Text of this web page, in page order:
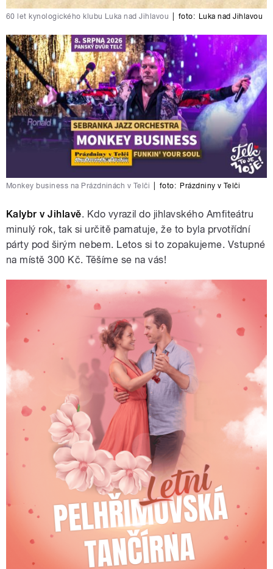
60 let kynologického klubu Luka nad Jihlavou foto: Luka nad Jihlavou
Monkey business na Prázdninách v Telči foto: Prázdniny v Telči
Kalybr v Jihlavě. Kdo vyrazil do jihlavského Amfiteátru
minulý rok, tak si určitě pamatuje, že to byla prvotřídní
párty pod širým nebem. Letos si to zopakujeme. Vstupné
na místě 300 Kč. Těšíme se na vás!